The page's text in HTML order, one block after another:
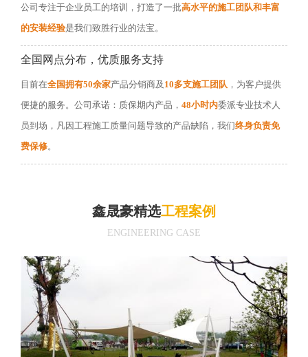
公司专注于企业员工的培训，打造了一批高水平的施工团队和丰富
的安装经验是我们致胜行业的法宝。
全国网点分布，优质服务支持
目前在全国拥有50余家产品分销商及 10多支施工团队 ，为客户提供
便捷的服务。公司承诺：质保期内产品， 48小时内委派专业技术人
员到场，凡因工程施工质量问题导致的产品缺陷，我们终身负责免
费保修。
鑫晟豪精选工程案例
ENGINEERING CASE